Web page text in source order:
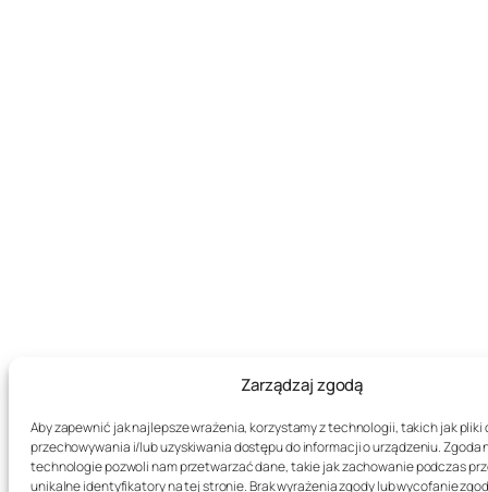
Zarządzaj zgodą
Aby zapewnić jak najlepsze wrażenia, korzystamy z technologii, takich jak pliki
przechowywania i/lub uzyskiwania dostępu do informacji o urządzeniu. Zgoda
technologie pozwoli nam przetwarzać dane, takie jak zachowanie podczas
unikalne identyfikatory na tej stronie. Brak wyrażenia zgody lub wycofanie